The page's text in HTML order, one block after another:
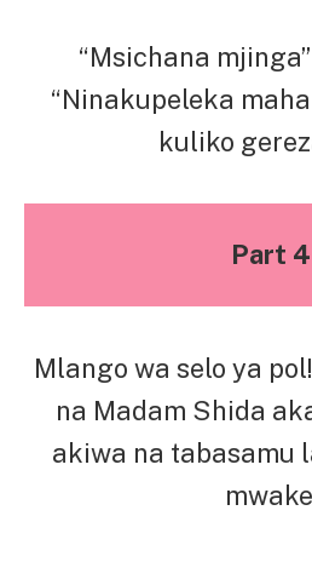
“Msichana
“Ninakupeleka
kuliko
Part 4
Mlango wa selo ya
na Madam Shida
akiwa na tabasamu